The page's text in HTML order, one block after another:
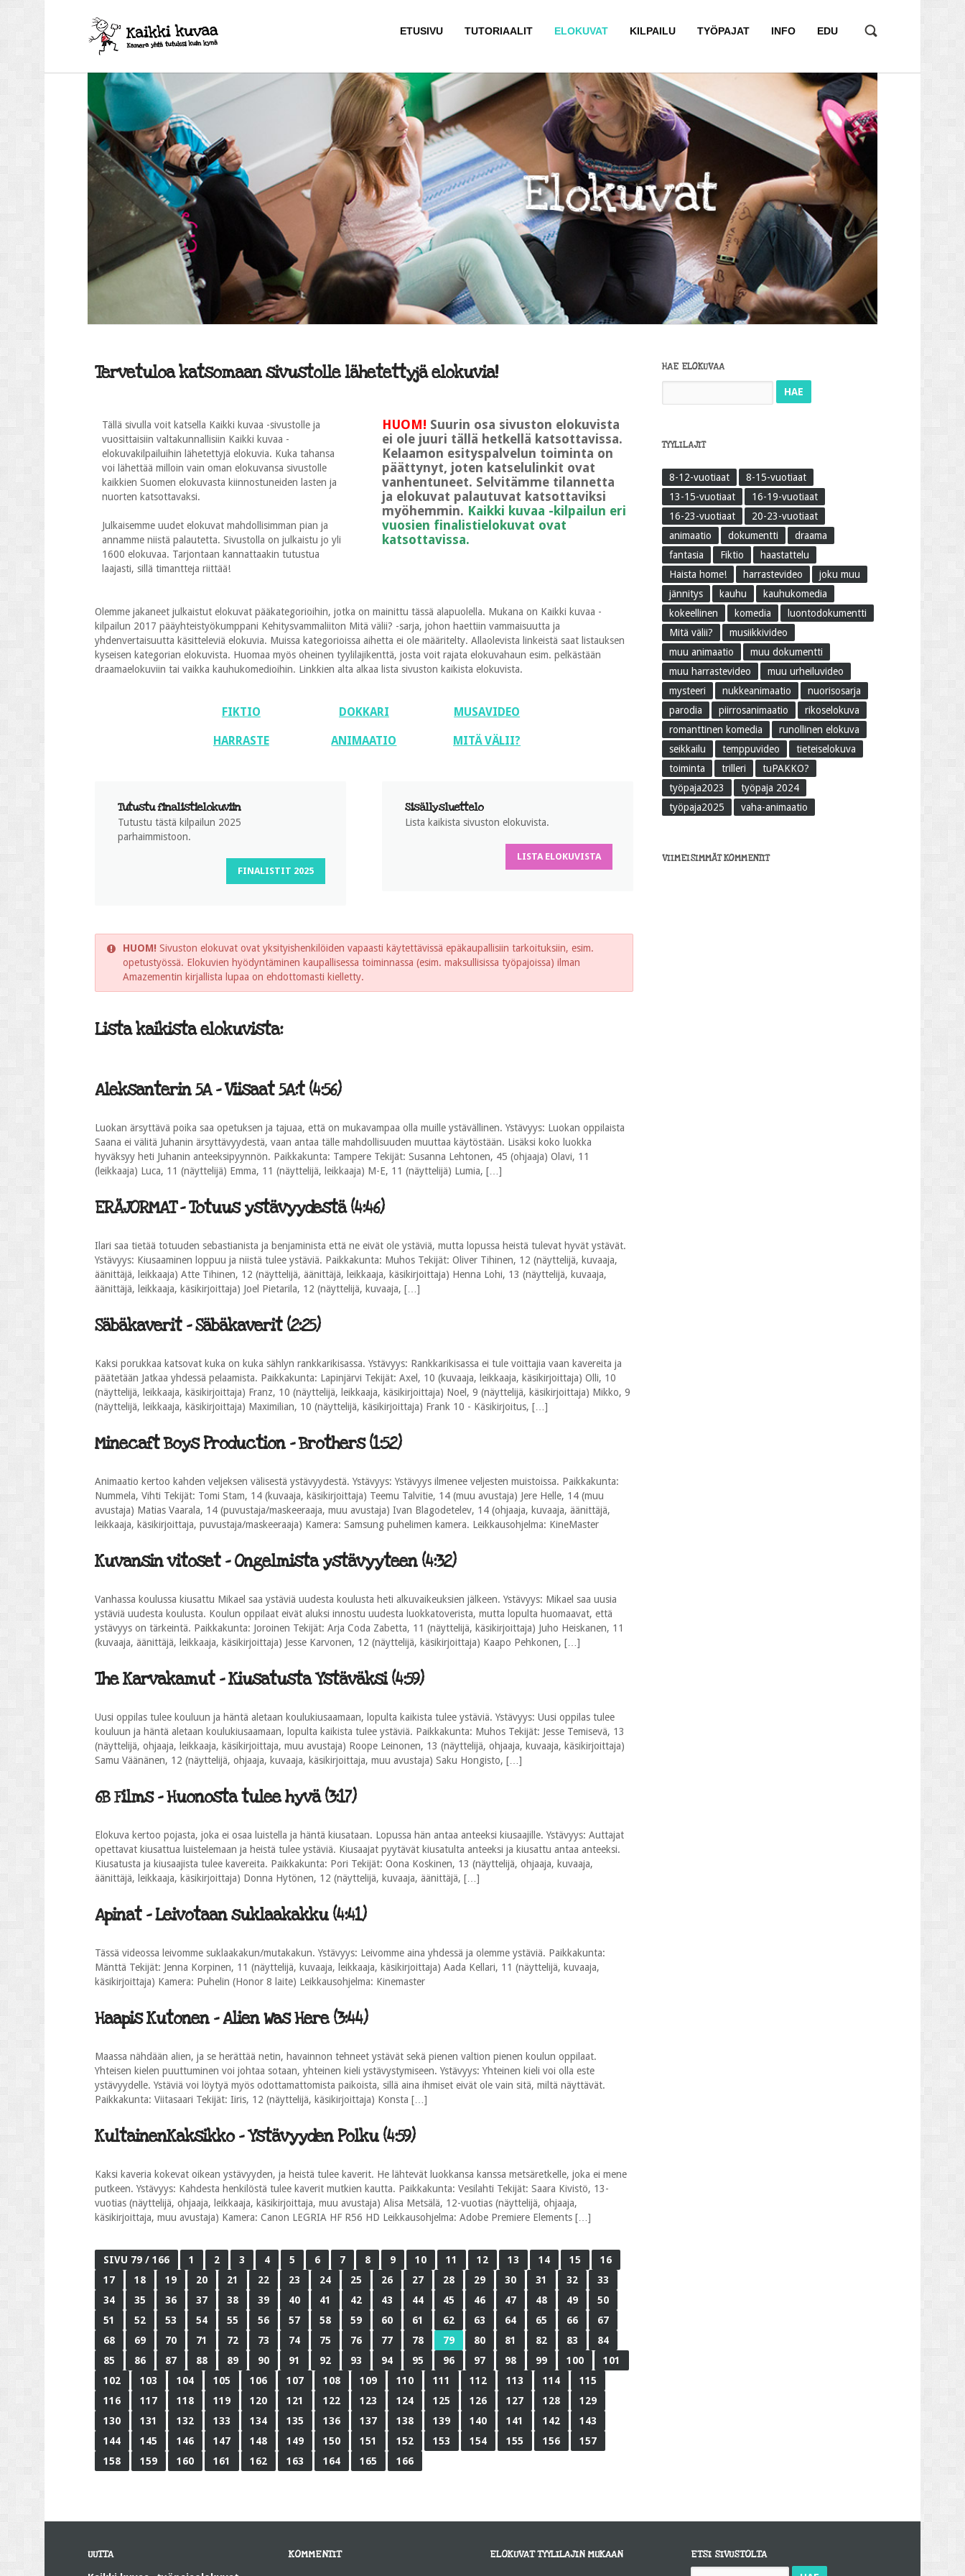
ETUSIVU TUTORIAALIT ELOKUVAT KILPAILU TYÖPAJAT INFO EDU
Tervetuloa katsomaan sivustolle lähetettyjä elokuvia!
Tällä sivulla voit katsella Kaikki kuvaa -sivustolle ja
vuosittaisiin valtakunnallisiin Kaikki kuvaa -
elokuvakilpailuihin lähetettyjä elokuvia. Kuka tahansa
voi lähettää milloin vain oman elokuvansa sivustolle
kaikkien Suomen elokuvasta kiinnostuneiden lasten ja
nuorten katsottavaksi.
Julkaisemme uudet elokuvat mahdollisimman pian ja
annamme niistä palautetta. Sivustolla on julkaistu jo yli
1600 elokuvaa. Tarjontaan kannattaakin tutustua
laajasti, sillä timantteja riittää!
HUOM! Suurin osa sivuston elokuvista
ei ole juuri tällä hetkellä katsottavissa.
Kelaamon esityspalvelun toiminta on
päättynyt, joten katselulinkit ovat
vanhentuneet. Selvitämme tilannetta
ja elokuvat palautuvat katsottaviksi
myöhemmin. Kaikki kuvaa -kilpailun eri
vuosien finalistielokuvat ovat
katsottavissa.
Olemme jakaneet julkaistut elokuvat pääkategorioihin, jotka on mainittu tässä alapuolella. Mukana on Kaikki kuvaa -
kilpailun 2017 pääyhteistyökumppani Kehitysvammaliiton Mitä välii? -sarja, johon haettiin vammaisuutta ja
yhdenvertaisuutta käsitteleviä elokuvia. Muissa kategorioissa aihetta ei ole määritelty. Allaolevista linkeistä saat listauksen
kyseisen kategorian elokuvista. Huomaa myös oheinen tyylilajikenttä, josta voit rajata elokuvahaun esim. pelkästään
draamaelokuviin tai vaikka kauhukomedioihin. Linkkien alta alkaa lista sivuston kaikista elokuvista.
FIKTIO
HARRASTE
DOKKARI
ANIMAATIO
MUSAVIDEO
MITÄ VÄLII?
Tutustu finalistielokuviin
Tutustu tästä kilpailun 2025
parhaimmistoon.
FINALISTIT 2025
Sisällysluettelo
Lista kaikista sivuston elokuvista.
LISTA ELOKUVISTA
HUOM! Sivuston elokuvat ovat yksityishenkilöiden vapaasti käytettävissä epäkaupallisiin tarkoituksiin, esim.
opetustyössä. Elokuvien hyödyntäminen kaupallisessa toiminnassa (esim. maksullisissa työpajoissa) ilman
Amazementin kirjallista lupaa on ehdottomasti kielletty.
Lista kaikista elokuvista:
Aleksanterin 5A - Viisaat 5A:t (4:56)
Luokan ärsyttävä poika saa opetuksen ja tajuaa, että on mukavampaa olla muille ystävällinen. Ystävyys: Luokan oppilaista
Saana ei välitä Juhanin ärsyttävyydestä, vaan antaa tälle mahdollisuuden muuttaa käytöstään. Lisäksi koko luokka
hyväksyy heti Juhanin anteeksipyynnön. Paikkakunta: Tampere Tekijät: Susanna Lehtonen, 45 (ohjaaja) Olavi, 11
(leikkaaja) Luca, 11 (näyttelijä) Emma, 11 (näyttelijä, leikkaaja) M-E, 11 (näyttelijä) Lumia, […]
ERÄJORMAT - Totuus ystävyydestä (4:46)
Ilari saa tietää totuuden sebastianista ja benjaminista että ne eivät ole ystäviä, mutta lopussa heistä tulevat hyvät ystävät.
Ystävyys: Kiusaaminen loppuu ja niistä tulee ystäviä. Paikkakunta: Muhos Tekijät: Oliver Tihinen, 12 (näyttelijä, kuvaaja,
äänittäjä, leikkaaja) Atte Tihinen, 12 (näyttelijä, äänittäjä, leikkaaja, käsikirjoittaja) Henna Lohi, 13 (näyttelijä, kuvaaja,
äänittäjä, leikkaaja, käsikirjoittaja) Joel Pietarila, 12 (näyttelijä, kuvaaja, […]
Säbäkaverit - Säbäkaverit (2:25)
Kaksi porukkaa katsovat kuka on kuka sählyn rankkarikisassa. Ystävyys: Rankkarikisassa ei tule voittajia vaan kavereita ja
päätetään Jatkaa yhdessä pelaamista. Paikkakunta: Lapinjärvi Tekijät: Axel, 10 (kuvaaja, leikkaaja, käsikirjoittaja) Olli, 10
(näyttelijä, leikkaaja, käsikirjoittaja) Franz, 10 (näyttelijä, leikkaaja, käsikirjoittaja) Noel, 9 (näyttelijä, käsikirjoittaja) Mikko, 9
(näyttelijä, leikkaaja, käsikirjoittaja) Maximilian, 10 (näyttelijä, käsikirjoittaja) Frank 10 - Käsikirjoitus, […]
Minecaft Boys Production - Brothers (1:52)
Animaatio kertoo kahden veljeksen välisestä ystävyydestä. Ystävyys: Ystävyys ilmenee veljesten muistoissa. Paikkakunta:
Nummela, Vihti Tekijät: Tomi Stam, 14 (kuvaaja, käsikirjoittaja) Teemu Talvitie, 14 (muu avustaja) Jere Helle, 14 (muu
avustaja) Matias Vaarala, 14 (puvustaja/maskeeraaja, muu avustaja) Ivan Blagodetelev, 14 (ohjaaja, kuvaaja, äänittäjä,
leikkaaja, käsikirjoittaja, puvustaja/maskeeraaja) Kamera: Samsung puhelimen kamera. Leikkausohjelma: KineMaster
Kuvansin vitoset - Ongelmista ystävyyteen (4:32)
Vanhassa koulussa kiusattu Mikael saa ystäviä uudesta koulusta heti alkuvaikeuksien jälkeen. Ystävyys: Mikael saa uusia
ystäviä uudesta koulusta. Koulun oppilaat eivät aluksi innostu uudesta luokkatoverista, mutta lopulta huomaavat, että
ystävyys on tärkeintä. Paikkakunta: Joroinen Tekijät: Arja Coda Zabetta, 11 (näyttelijä, käsikirjoittaja) Juho Heiskanen, 11
(kuvaaja, äänittäjä, leikkaaja, käsikirjoittaja) Jesse Karvonen, 12 (näyttelijä, käsikirjoittaja) Kaapo Pehkonen, […]
The Karvakamut - Kiusatusta Ystäväksi (4:59)
Uusi oppilas tulee kouluun ja häntä aletaan koulukiusaamaan, lopulta kaikista tulee ystäviä. Ystävyys: Uusi oppilas tulee
kouluun ja häntä aletaan koulukiusaamaan, lopulta kaikista tulee ystäviä. Paikkakunta: Muhos Tekijät: Jesse Temisevä, 13
(näyttelijä, ohjaaja, leikkaaja, käsikirjoittaja, muu avustaja) Roope Leinonen, 13 (näyttelijä, ohjaaja, kuvaaja, käsikirjoittaja)
Samu Väänänen, 12 (näyttelijä, ohjaaja, kuvaaja, käsikirjoittaja, muu avustaja) Saku Hongisto, […]
6B Films - Huonosta tulee hyvä (3:17)
Elokuva kertoo pojasta, joka ei osaa luistella ja häntä kiusataan. Lopussa hän antaa anteeksi kiusaajille. Ystävyys: Auttajat
opettavat kiusattua luistelemaan ja heistä tulee ystäviä. Kiusaajat pyytävät kiusatulta anteeksi ja kiusattu antaa anteeksi.
Kiusatusta ja kiusaajista tulee kavereita. Paikkakunta: Pori Tekijät: Oona Koskinen, 13 (näyttelijä, ohjaaja, kuvaaja,
äänittäjä, leikkaaja, käsikirjoittaja) Donna Hytönen, 12 (näyttelijä, kuvaaja, äänittäjä, […]
Apinat - Leivotaan suklaakakku (4:41)
Tässä videossa leivomme suklaakakun/mutakakun. Ystävyys: Leivomme aina yhdessä ja olemme ystäviä. Paikkakunta:
Mänttä Tekijät: Jenna Korpinen, 11 (näyttelijä, kuvaaja, leikkaaja, käsikirjoittaja) Aada Kellari, 11 (näyttelijä, kuvaaja,
käsikirjoittaja) Kamera: Puhelin (Honor 8 laite) Leikkausohjelma: Kinemaster
Haapis Kutonen - Alien Was Here (3:44)
Maassa nähdään alien, ja se herättää netin, havainnon tehneet ystävät sekä pienen valtion pienen koulun oppilaat.
Yhteisen kielen puuttuminen voi johtaa sotaan, yhteinen kieli ystävystymiseen. Ystävyys: Yhteinen kieli voi olla este
ystävyydelle. Ystäviä voi löytyä myös odottamattomista paikoista, sillä aina ihmiset eivät ole vain sitä, miltä näyttävät.
Paikkakunta: Viitasaari Tekijät: Iiris, 12 (näyttelijä, käsikirjoittaja) Konsta […]
KultainenKaksikko - Ystävyyden Polku (4:59)
Kaksi kaveria kokevat oikean ystävyyden, ja heistä tulee kaverit. He lähtevät luokkansa kanssa metsäretkelle, joka ei mene
putkeen. Ystävyys: Kahdesta henkilöstä tulee kaverit mutkien kautta. Paikkakunta: Vesilahti Tekijät: Saara Kivistö, 13-
vuotias (näyttelijä, ohjaaja, leikkaaja, käsikirjoittaja, muu avustaja) Alisa Metsälä, 12-vuotias (näyttelijä, ohjaaja,
käsikirjoittaja, muu avustaja) Kamera: Canon LEGRIA HF R56 HD Leikkausohjelma: Adobe Premiere Elements […]
SIVU 79 / 166 1 2 3 4 5 6 7 8 9 10 11 12 13 14 15
16
17
18 19 20 21 22 23 24 25 26 27 28 29 30 31 32
33
34
35 36 37 38 39 40 41 42 43 44 45 46 47 48 49
50
51
52 53 54 55 56 57 58 59 60 61 62 63 64 65 66
67
68
69 70 71 72 73 74 75 76 77 78 79 80 81 82 83
84
85
86 87 88 89 90 91 92 93 94 95 96 97 98 99 100
101
102
103 104 105 106 107 108 109 110 111 112 113 114
115
116
117 118 119 120 121 122 123 124 125 126 127 128
129
130
131 132 133 134 135 136 137 138 139 140 141 142
143
144
145 146 147 148 149 150 151 152 153 154 155 156
157
158
159 160 161 162 163 164 165 166
HAE ELOKUVAA
TYYLILAJIT
8-12-vuotiaat
8-15-vuotiaat
13-15-vuotiaat
16-19-vuotiaat
16-23-vuotiaat
20-23-vuotiaat
animaatio
dokumentti
draama
fantasia
Fiktio
haastattelu
Haista home!
harrastevideo
joku muu
jännitys
kauhu
kauhukomedia
kokeellinen
komedia
luontodokumentti
Mitä välii?
musiikkivideo
muu animaatio
muu dokumentti
muu harrastevideo
muu urheiluvideo
mysteeri
nukkeanimaatio
nuorisosarja
parodia
piirrosanimaatio
rikoselokuva
romanttinen komedia
runollinen elokuva
seikkailu
temppuvideo
tieteiselokuva
toiminta
trilleri
tuPAKKO?
työpaja2023
työpaja 2024
työpaja2025
vaha-animaatio
VIIMEISIMMÄT KOMMENTIT
UUTTA KOMMENTIT ELOKUVAT TYYLILAJIN MUKAAN ETSI SIVUSTOLTA